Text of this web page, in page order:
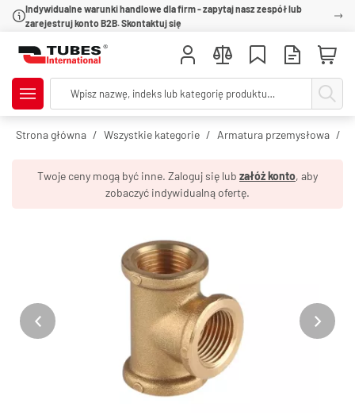
Indywidualne warunki handlowe dla firm - zapytaj nasz zespół lub
zarejestruj konto B2B. Skontaktuj się
Strona główna Wszystkie kategorie Armatura przemysłowa
Twoje ceny mogą być inne. Zaloguj się lub załóż konto, aby
zobaczyć indywidualną ofertę.